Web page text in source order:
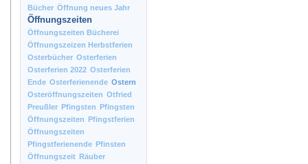
Bücher Öffnung neues Jahr
Öffnungszeiten
Öffnungszeiten Bücherei
Öffnungszeizen Herbstferien
Osterbücher Osterferien
Osterferien 2022 Osterferien
Ende Osterferienende Ostern
Osteröffnungszeiten Otfried
Preußler Pfingsten Pfingsten
Öffnungszeiten Pfingstferien
Öffnungszeiten
Pfingstferienende Pfinsten
Öffnungszeit Räuber